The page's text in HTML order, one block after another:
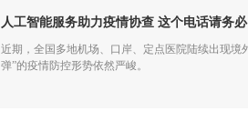
人工智能服务助力疫情协查 这个电话请务
近期，全国多地机场、口岸、定点医院陆续出现
弹”的疫情防控形势依然严峻。